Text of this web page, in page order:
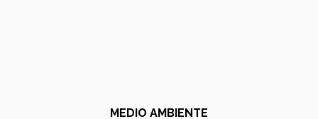
MEDIO AMBIENTE